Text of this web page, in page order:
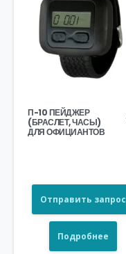
П-10 ПЕЙДЖЕР
(БРАСЛЕТ, ЧАСЫ)
ДЛЯ ОФИЦИАНТОВ
Отправить запрос
Подробнее